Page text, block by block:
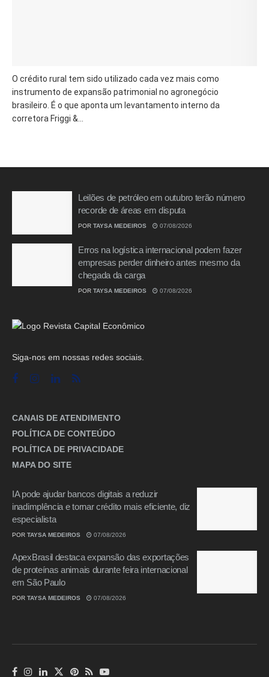
O crédito rural tem sido utilizado cada vez mais como
instrumento de expansão patrimonial no agronegócio
brasileiro. É o que aponta um levantamento interno da
corretora Friggi &...
Leilões de petróleo em outubro terão número
recorde de áreas em disputa
POR TAYSA MEDEIROS 07/08/2026
Erros na logística internacional podem fazer
empresas perder dinheiro antes mesmo da
chegada da carga
POR TAYSA MEDEIROS 07/08/2026
Siga-nos em nossas redes sociais.
CANAIS DE ATENDIMENTO
POLÍTICA DE CONTEÚDO
POLÍTICA DE PRIVACIDADE
MAPA DO SITE
IA pode ajudar bancos digitais a reduzir
inadimplência e tornar crédito mais eficiente, diz
especialista
POR TAYSA MEDEIROS 07/08/2026
ApexBrasil destaca expansão das exportações
de proteínas animais durante feira internacional
em São Paulo
POR TAYSA MEDEIROS 07/08/2026